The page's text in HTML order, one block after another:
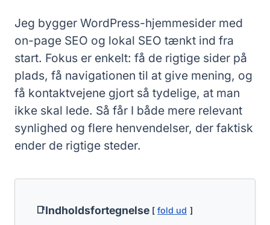
Jeg bygger WordPress-hjemmesider med
on-page SEO og lokal SEO tænkt ind fra
start. Fokus er enkelt: få de rigtige sider på
plads, få navigationen til at give mening, og
få kontaktvejene gjort så tydelige, at man
ikke skal lede. Så får I både mere relevant
synlighed og flere henvendelser, der faktisk
ender de rigtige steder.
Indholdsfortegnelse fold ud